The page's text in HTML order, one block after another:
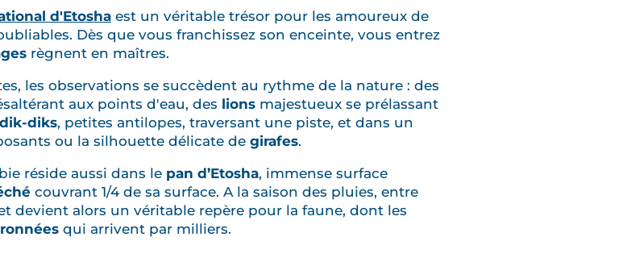
d'Etosha est un véritable trésor pour les amoureux de
Dès que vous franchissez son enceinte, vous entrez
règnent en maîtres.
les observations se succèdent au rythme de la nature : des
aux points d'eau, des lions majestueux se prélassant
dik-diks, petites antilopes, traversant une piste, et dans un
ou la silhouette délicate de girafes.
réside aussi dans le pan d’Etosha, immense surface
couvrant 1/4 de sa surface. A la saison des pluies, entre
devient alors un véritable repère pour la faune, dont les
qui arrivent par milliers.